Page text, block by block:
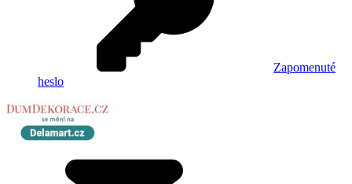
Zapomenuté
heslo